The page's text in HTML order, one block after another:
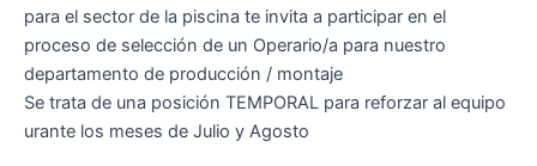
para el sector de la piscina te invita a participar en el
proceso de selección de un Operario/a para nuestro
departamento de producción / montaje
Se trata de una posición TEMPORAL para reforzar al equipo
urante los meses de Julio y Agosto